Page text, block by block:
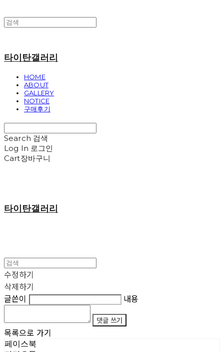
타이탄갤러리
HOME
ABOUT
GALLERY
NOTICE
구매후기
Search 검색
Log In 로그인
Cart장바구니
타이탄갤러리
수정하기
삭제하기
글쓴이
내용
댓글 쓰기
목록으로 가기
페이스북